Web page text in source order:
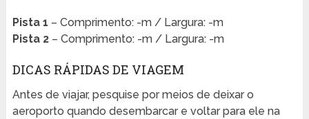
Pista 1 – Comprimento: -m / Largura: -m
Pista 2– Comprimento: -m / Largura: -m
DICAS RÁPIDAS DE VIAGEM
Antes de viajar, pesquise por meios de deixar o
aeroporto quando desembarcar e voltar para ele na